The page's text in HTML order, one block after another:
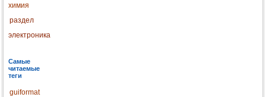
химия
раздел
электроника
Самые
читаемые
теги
guiformat